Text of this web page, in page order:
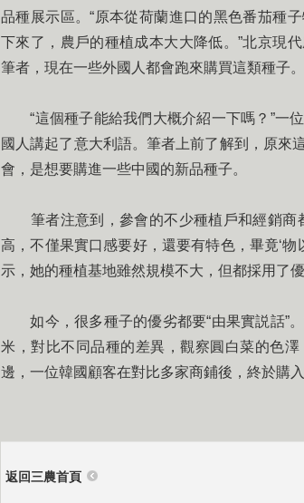
品種展示區。“原本從荷蘭進口的黑色番茄種
下來了，農戶的種植成本大大降低。”北京現
筆者，現在一些外國人都會跑來購買這類種子。
“這個種子能給我們大概介紹一下嗎？”一
國人講起了意大利語。筆者上前了解到，原來
會，是想要購進一些中國的新品種子。
筆者注意到，參會的不少種植戶和經銷商
高，不僅果實口感要好，還要有特色，畢竟‘
示，她的種植基地雖然規模不大，但都採用了
如今，很多種子的優劣都要“由果實説話”
米，對比不同品種的差異，觀察圓白菜的色
邊，一位韓國顧客在對比多家商鋪後，終於購
返回三農首頁